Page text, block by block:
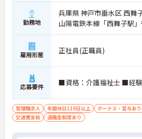
勤務地
兵庫県 神戸市垂水区 西舞
山陽電鉄本線「西舞子駅
雇用形態 正社員(正職員)
応募要件 ■資格：介護福祉士 ■経
管理職求人 年間休日110日以上 ボーナス・賞与あり
交通費支給
退職金制度あり